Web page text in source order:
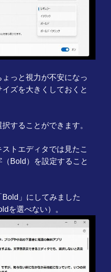
っと視力が不安になっ
ズを大きくしておくと
することができます。
トエディタでは見たこ
Bold）を設定すること
」にしてみました
を選べない）。